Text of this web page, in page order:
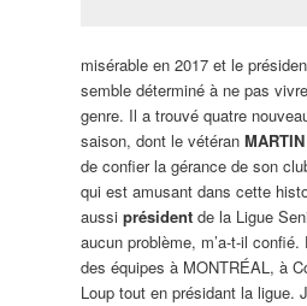
misérable en 2017 et le
semble déterminé à ne pas
genre. Il a trouvé quatre
saison, dont le vétéran
de confier la gérance de son
qui est amusant dans cette
aussi présidentde la Ligue
aucun problème, m’a-t-il
des équipes à MONTRÉAL, à
Loup tout en présidant la ligue.